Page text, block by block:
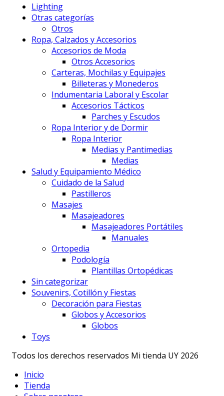
Lighting
Otras categorías
Otros
Ropa, Calzados y Accesorios
Accesorios de Moda
Otros Accesorios
Carteras, Mochilas y Equipajes
Billeteras y Monederos
Indumentaria Laboral y Escolar
Accesorios Tácticos
Parches y Escudos
Ropa Interior y de Dormir
Ropa Interior
Medias y Pantimedias
Medias
Salud y Equipamiento Médico
Cuidado de la Salud
Pastilleros
Masajes
Masajeadores
Masajeadores Portátiles
Manuales
Ortopedia
Podología
Plantillas Ortopédicas
Sin categorizar
Souvenirs, Cotillón y Fiestas
Decoración para Fiestas
Globos y Accesorios
Globos
Toys
Todos los derechos reservados Mi tienda UY 2026
Inicio
Tienda